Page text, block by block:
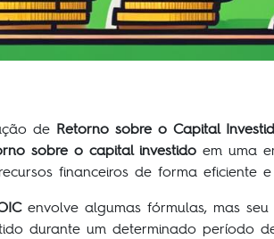
de Retorno sobre o Capital
sobre o capital investido em uma
financeiros de forma
envolve algumas fórmulas, mas
durante um determinado período